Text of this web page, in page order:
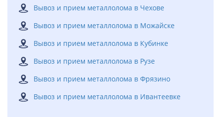
Вывоз и прием металлолома в Чехове
Вывоз и прием металлолома в Можайске
Вывоз и прием металлолома в Кубинке
Вывоз и прием металлолома в Рузе
Вывоз и прием металлолома в Фрязино
Вывоз и прием металлолома в Ивантеевке